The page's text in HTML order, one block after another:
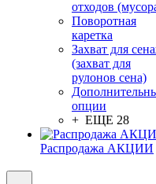
отходов
Поворотная
каретка
Захват для
(захват для
рулонов сена)
опции
+ ЕЩЕ 28
Распродажа АКЦИИ